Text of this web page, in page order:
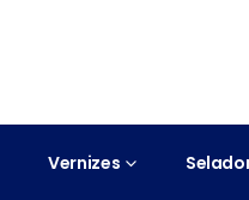
Vernizes